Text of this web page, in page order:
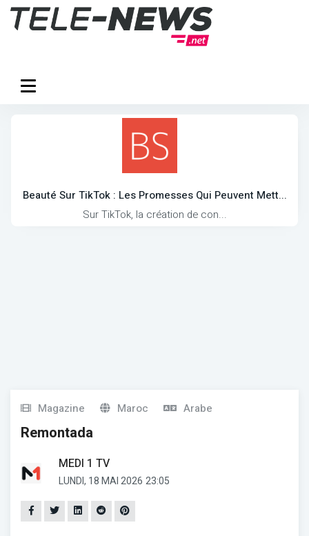
Beauté Sur TikTok : Les Promesses Qui Peuvent Mett...
Sur TikTok, la création de con...
Magazine Maroc Arabe
Remontada
MEDI 1 TV
LUNDI, 18 MAI 2026 23:05